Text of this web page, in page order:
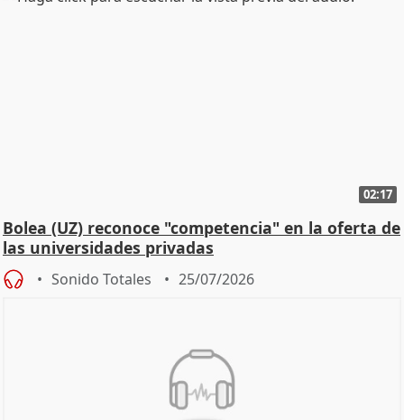
02:17
Bolea (UZ) reconoce "competencia" en la oferta de
las universidades privadas
Sonido Totales 25/07/2026